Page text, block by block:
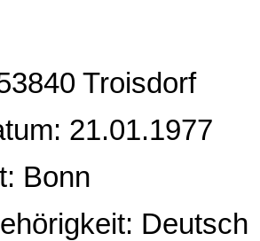
Troisdorf
21.01.1977
Bonn
Deutsch